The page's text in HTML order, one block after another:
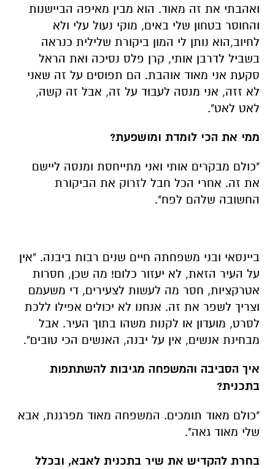
ואהבתי את זה מאוד. הוא מבין מאיפה הביישנות
והחוסר בטחון שלי באים, מוקי נעול עלי ולא
לחיוב,הוא נותן לי המון ביקורת שלילית כנראה
בשביל לדרבן אותי, קרן פלס נסיכה ואת הראל
סקעת אני מאוד אוהבת. הם תפוסים על זה שאני
לא זזה, אני מנסה לעבוד על זה, אבל זה קשה,
לאט לאט".
ממי את הכי לומדת ומושפעת?
"כולם מבקרים אותי ואני מתייחסת ומנסה ליישם
את זה. אחרי הכל חבל לזרוק את הביקורת
החשובה שלהם לפח".
ביינסאי ובני משפחתה חיים שנים רבות ביבנה. "אין
על העיר הזאת, לא יעזור כלום! מה שכן, חסרות
אטרקציות, חסר מה לעשות לצעירים, די משעמם
וצריך לשפר את זה. אנחנו לא יכולים אפילו ללכת
לסרט, מועדון או לקנות משהו בתוך העיר. אבל
מבחינת אנשים, אין על יבנה, האנשים הכי טובים".
איך הסביבה והמשפחה מגיבות להשתתפות
בתכנית?
"כולם מאוד תומכים. המשפחה מאוד מפרגנת, אבא
שלי מאוד גאה".
בחרת להקדיש את שיר בתכנית לאבא, ובכלל